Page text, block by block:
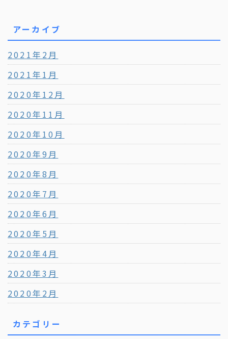
アーカイブ
2021年2月
2021年1月
2020年12月
2020年11月
2020年10月
2020年9月
2020年8月
2020年7月
2020年6月
2020年5月
2020年4月
2020年3月
2020年2月
カテゴリー